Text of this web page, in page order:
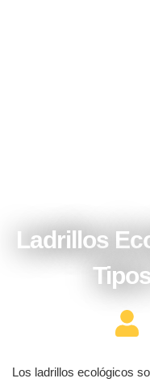
Ladrillos
Los ladrillos ecológicos